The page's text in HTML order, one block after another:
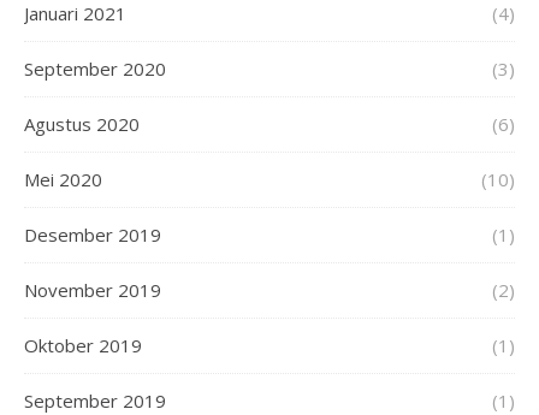
Januari 2021 (4)
September 2020 (3)
Agustus 2020 (6)
Mei 2020 (10)
Desember 2019 (1)
November 2019 (2)
Oktober 2019 (1)
September 2019 (1)